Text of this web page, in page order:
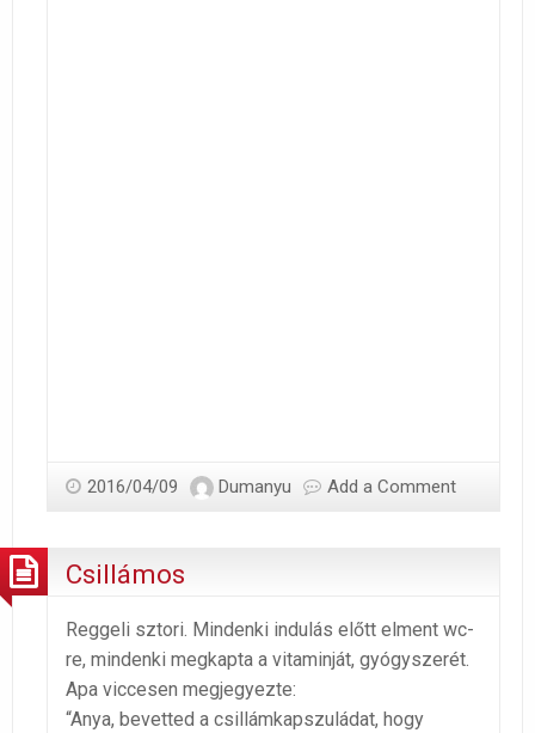
2016/04/09 Dumanyu Add a Comment
Csillámos
Reggeli sztori. Mindenki indulás előtt elment wc-
re, mindenki megkapta a vitaminját, gyógyszerét.
Apa viccesen megjegyezte:
“Anya, bevetted a csillámkapszuládat, hogy